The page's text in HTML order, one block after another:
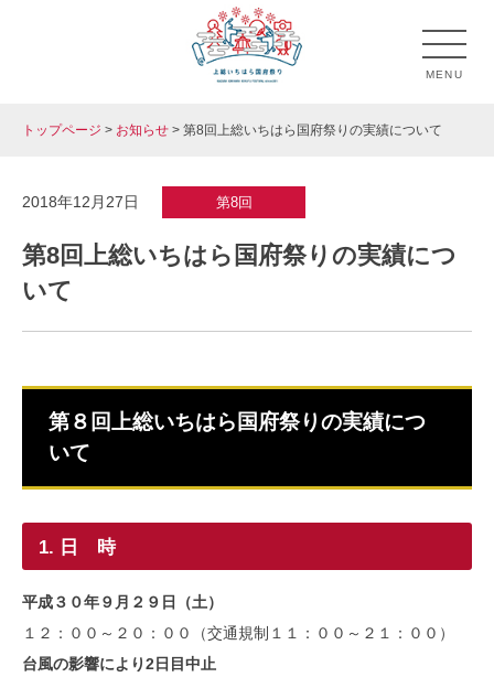
上総いちはら国府祭り
市原市のお祭り「上総いちはら国府祭り」の公式ホームペ
MENU
トップページ > お知らせ > 第8回上総いちはら国府祭りの実績について
2018年12月27日 第8回
第8回上総いちはら国府祭りの実績につ
いて
第８回上総いちはら国府祭りの実績につ
いて
1. 日 時
平成３０年９月２９日（土）
１２：００～２０：００（交通規制１１：００～２１：００）
台風の影響により2日目中止